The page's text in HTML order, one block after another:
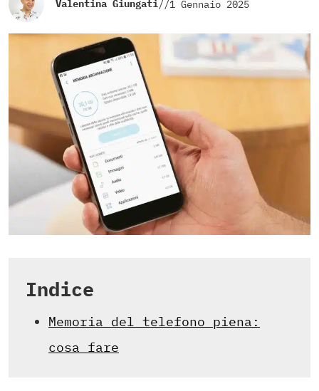
Valentina Giungati//1 Gennaio 2025
Indice
Memoria del telefono piena:
cosa fare